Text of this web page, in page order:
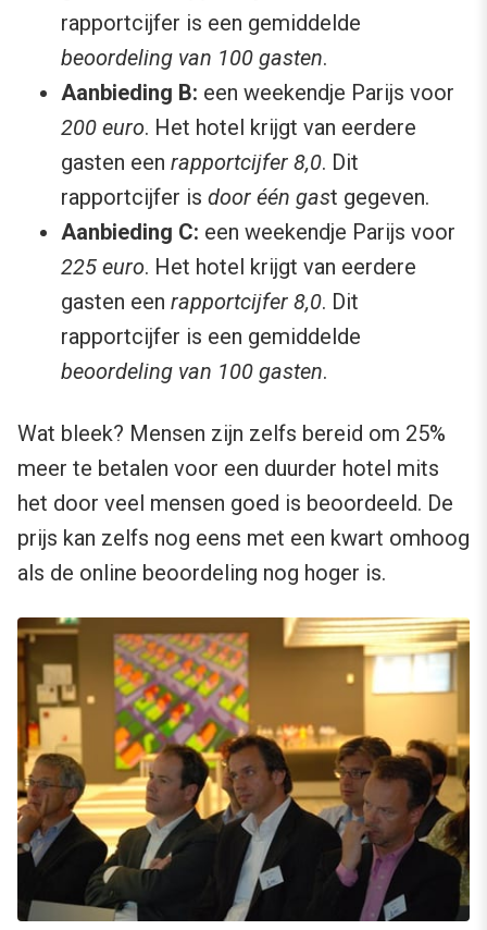
rapportcijfer is een gemiddelde
beoordeling van 100 gasten.
Aanbieding B: een weekendje Parijs voor
200 euro. Het hotel krijgt van eerdere
gasten een rapportcijfer 8,0. Dit
rapportcijfer is door één gast gegeven.
Aanbieding C: een weekendje Parijs voor
225 euro. Het hotel krijgt van eerdere
gasten een rapportcijfer 8,0. Dit
rapportcijfer is een gemiddelde
beoordeling van 100 gasten.
Wat bleek? Mensen zijn zelfs bereid om 25%
meer te betalen voor een duurder hotel mits
het door veel mensen goed is beoordeeld. De
prijs kan zelfs nog eens met een kwart omhoog
als de online beoordeling nog hoger is.